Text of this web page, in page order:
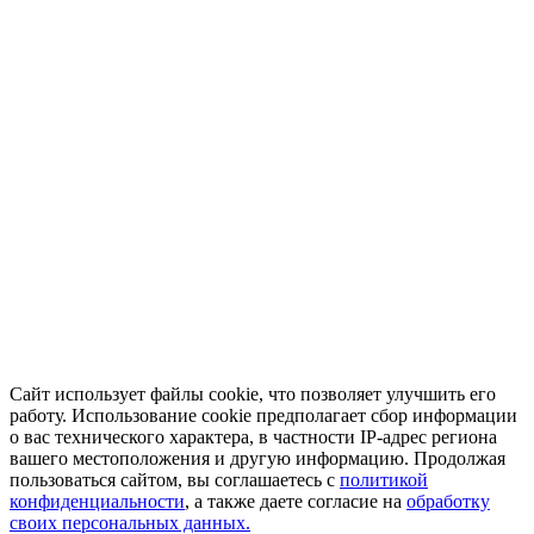
Сайт использует файлы cookie, что позволяет улучшить его
работу. Использование cookie предполагает сбор информации
о вас технического характера, в частности IP-адрес региона
вашего местоположения и другую информацию. Продолжая
пользоваться сайтом, вы соглашаетесь с политикой
конфиденциальности, а также даете согласие на обработку
своих персональных данных.